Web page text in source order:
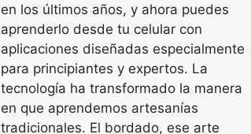
en los últimos años, y ahora puedes
aprenderlo desde tu celular con
aplicaciones diseñadas especialmente
para principiantes y expertos. La
tecnología ha transformado la manera
en que aprendemos artesanías
tradicionales. El bordado, ese arte